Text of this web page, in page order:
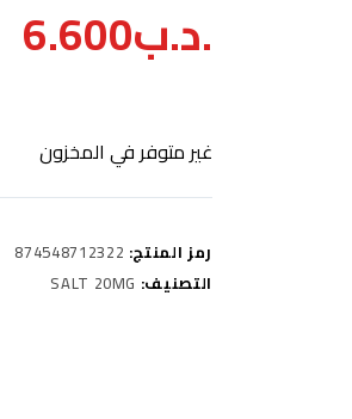
.د.ب6.600
غير متوفر في المخزون
رمز المنتج: 874548712322
التصنيف: SALT 20MG